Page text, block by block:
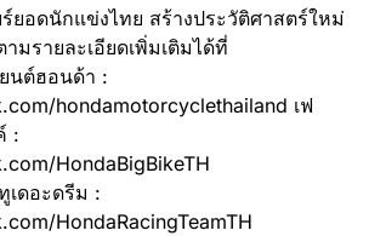
ร์ยอดนักแข่งไทย สร้างประวัติศาสตร์ใหม่
มรายละเอียดเพิ่มเติมได้ที่
นต์ฮอนด้า :
hondamotorcyclethailand เฟ
:
HondaBigBikeTH
เดอะดรีม :
HondaRacingTeamTH